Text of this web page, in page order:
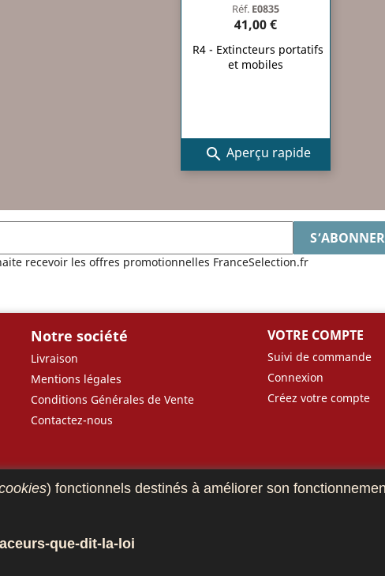
Réf. E0835
41,00 €
R4 - Extincteurs portatifs
et mobiles
 Aperçu rapide
recevoir les offres promotionnelles FranceSelection.fr
Notre société
Livraison
Mentions légales
Conditions Générales de Vente
Contactez-nous
VOTRE COMPTE
Suivi de commande
Connexion
Créez votre compte
) fonctionnels destinés à améliorer son
que-dit-la-loi